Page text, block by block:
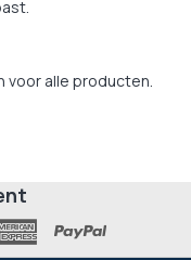
voor alle producten.